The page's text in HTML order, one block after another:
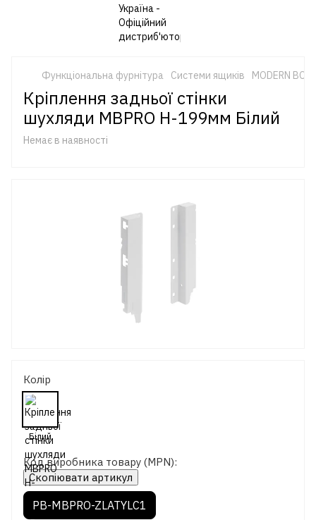
Функціональна фурнітура Системи ящиків MODERN BOX
Кріплення задньої стінки
шухляди MBPRO H-199мм Білий
Немає в наявності
Колір
Код виробника товару (MPN):
Скопіювати артикул
PB-MBPRO-ZLATYLC1